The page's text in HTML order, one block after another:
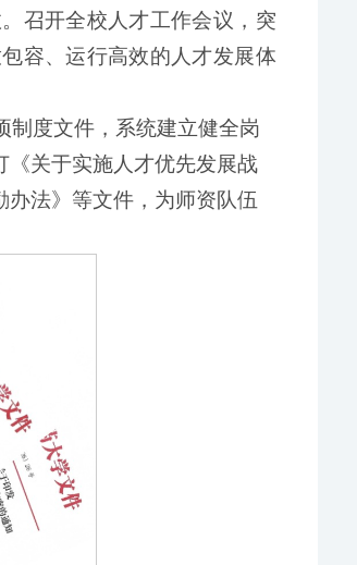
召开全校人才工作会议，突
容、运行高效的人才发展体
制度文件，系统建立健全岗
《关于实施人才优先发展战
法》等文件，为师资队伍